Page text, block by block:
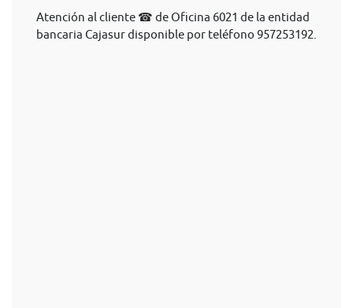
Atención al cliente ☎ de Oficina 6021 de la entidad
bancaria Cajasur disponible por teléfono 957253192.